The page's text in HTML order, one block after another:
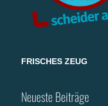
FRISCHES ZEUG
Neueste Beiträge